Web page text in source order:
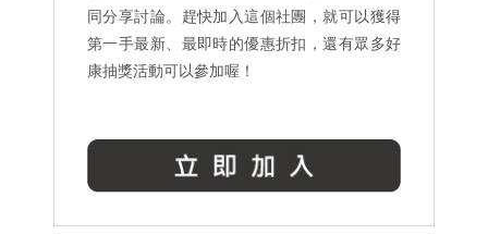
同分享討論。趕快加入這個社團，就可以獲得
第一手最新、最即時的優惠折扣，還有眾多好
康抽獎活動可以參加喔！